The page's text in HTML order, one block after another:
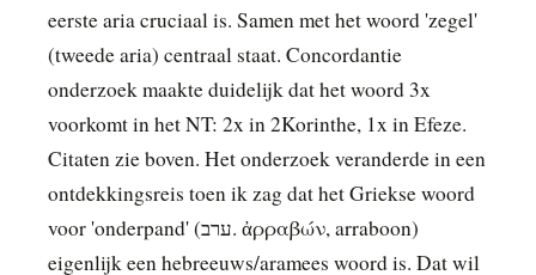
eerste aria cruciaal is. Samen met het woord 'zegel'
(tweede aria) centraal staat. Concordantie
onderzoek maakte duidelijk dat het woord 3x
voorkomt in het NT: 2x in 2Korinthe, 1x in Efeze.
Citaten zie boven. Het onderzoek veranderde in een
ontdekkingsreis toen ik zag dat het Griekse woord
voor 'onderpand' (ערב. ἀρραβών, arraboon)
eigenlijk een hebreeuws/aramees woord is. Dat wil